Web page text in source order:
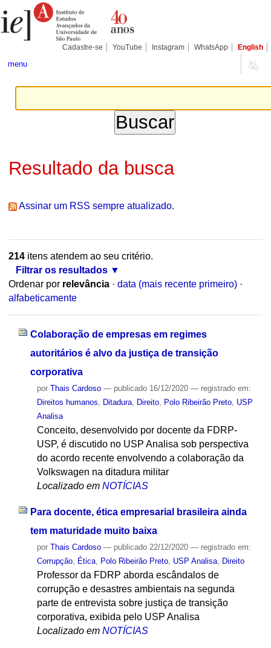
para
conteúdo.
Pessoais
Cadastre-se YouTube Instagram WhatsApp English
menu
Resultado da busca
Assinar um RSS sempre atualizado.
214itens atendem ao seu critério.
Filtrar os resultados
Ordenar por relevância · data (mais recente primeiro) ·
alfabeticamente
Colaboração de empresas em regimes
autoritários é alvo da justiça de transição
corporativa
por Thais Cardoso — publicado16/12/2020 — registrado em:
Direitos humanos
Ditadura, Direito, Polo Ribeirão Preto, USP
Analisa
Conceito, desenvolvido por docente da FDRP-
USP, é discutido no USP Analisa sob perspectiva
do acordo recente envolvendo a colaboração da
Volkswagen na ditadura militar
Localizado em NOTÍCIAS
Para docente, ética empresarial brasileira ainda
tem maturidade muito baixa
por Thais Cardoso — publicado22/12/2020 — registrado em:
Corrupção, Ética, Polo Ribeirão Preto, USP Analisa, Direito
Professor da FDRP aborda escândalos de
corrupção e desastres ambientais na segunda
parte de entrevista sobre justiça de transição
corporativa, exibida pelo USP Analisa
Localizado em NOTÍCIAS